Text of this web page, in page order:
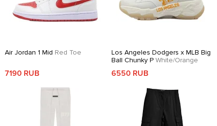
Air Jordan 1 Mid Red Toe
7190 RUB
Los Angeles Dodgers x MLB Big
Ball Chunky P White/Orange
6550 RUB